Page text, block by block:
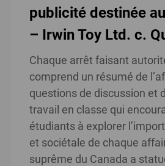
publicité destinée
– Irwin Toy Ltd. c.
Chaque arrêt faisant
comprend un résumé de
questions de discussion et
travail en classe qui
étudiants à explorer
et sociétale de chaque
suprême du Canada a